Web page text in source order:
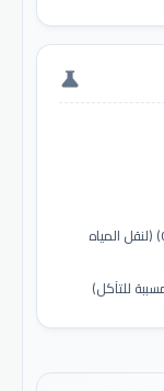
science
أنابيب الفولاذ الكربوني (Carbon Steel Pipes) (لنقل المياه